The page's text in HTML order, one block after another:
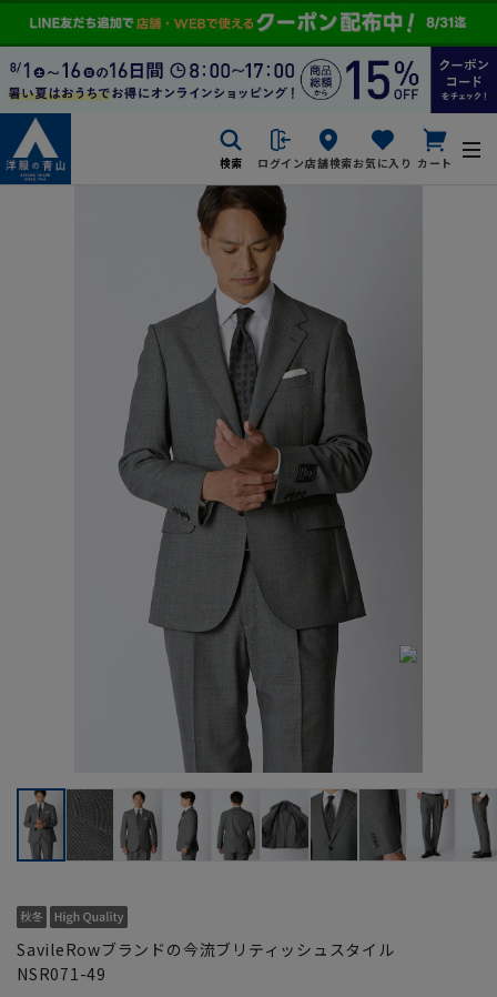
検索 ログイン店舗検索お気に入り カート
SavileRowブランドの今流ブリティッシュスタイル
NSR071-49